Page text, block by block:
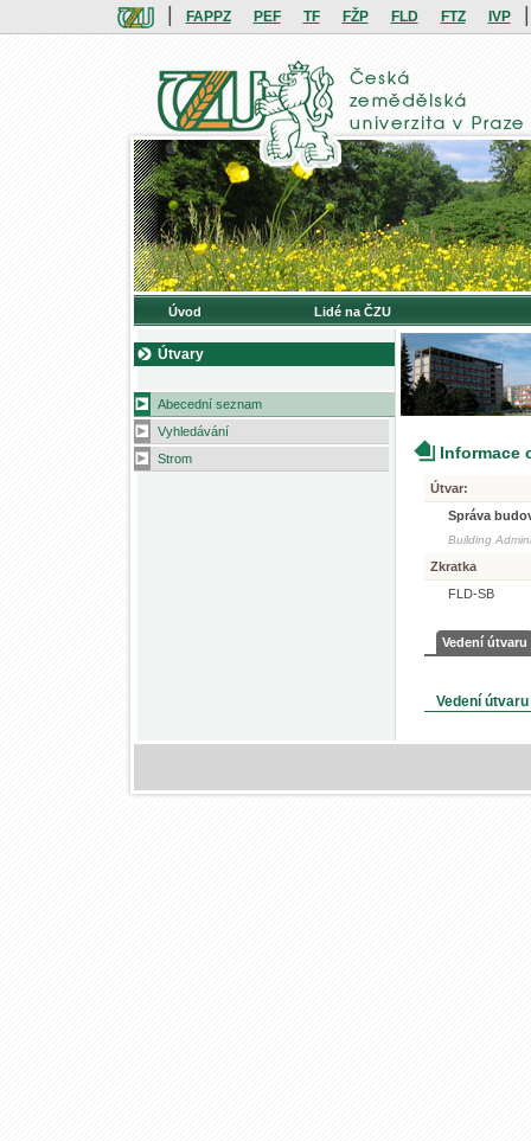
FAPPZ PEF TF FŽP FLD FTZ IVP
Úvod Lidé na ČZU
Útvary
Abecední seznam
Vyhledávání
Strom
Informace
Útvar:
Správa
Building
Zkratka
FLD-SB
Vedení útvaru
Vedení útvaru